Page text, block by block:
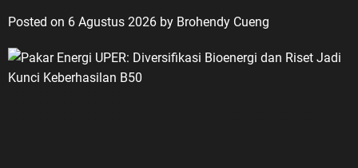
Posted on 6 Agustus 2026 by Brohendy Cueng